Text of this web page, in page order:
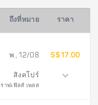
ถึงที่หมาย ราคา
พ., 12/08
สิงคโปร์
ราฟเฟิลส์ เพลส
S$ 17.00